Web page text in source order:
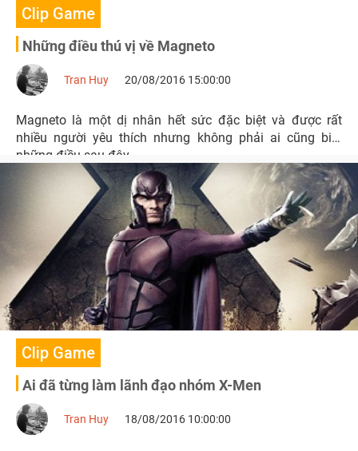
Clip Game
Những điều thú vị về Magneto
Tran Huy 20/08/2016 15:00:00
Magneto là một dị nhân hết sức đặc biệt và được rất
nhiều người yêu thích nhưng không phải ai cũng biết
những điều sau đây.
Clip Game
Ai đã từng làm lãnh đạo nhóm X-Men
Tran Huy 18/08/2016 10:00:00